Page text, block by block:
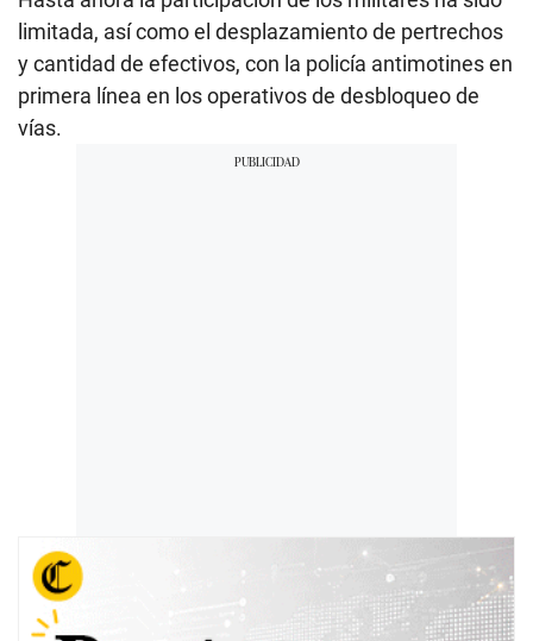
limitada, así como el desplazamiento de pertrechos
y cantidad de efectivos, con la policía antimotines en
primera línea en los operativos de desbloqueo de
vías.